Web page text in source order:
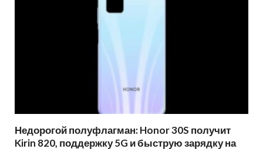
Недорогой полуфлагман: Honor 30S получит
Kirin 820, поддержку 5G и быструю зарядку на